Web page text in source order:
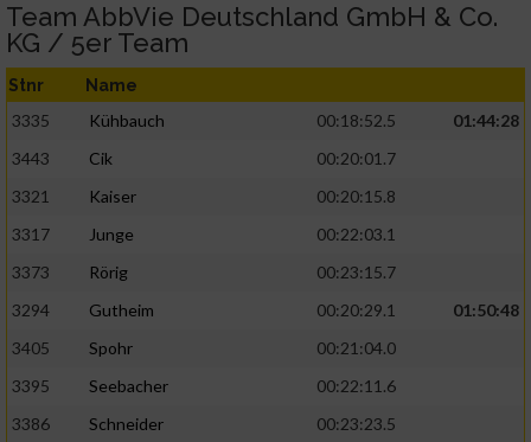
Team AbbVie Deutschland GmbH & Co.
KG / 5er Team
Stnr Name
3335 Kühbauch 00:18:52.5
01:44:28
3443
Cik
00:20:01.7
3321
Kaiser
00:20:15.8
3317
Junge
00:22:03.1
3373
Rörig
00:23:15.7
3294
Gutheim 00:20:29.1
01:50:48
3405
Spohr
00:21:04.0
3395
Seebacher
00:22:11.6
3386
Schneider
00:23:23.5